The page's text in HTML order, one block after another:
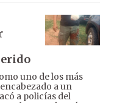
uno de los más
a un
a policías del